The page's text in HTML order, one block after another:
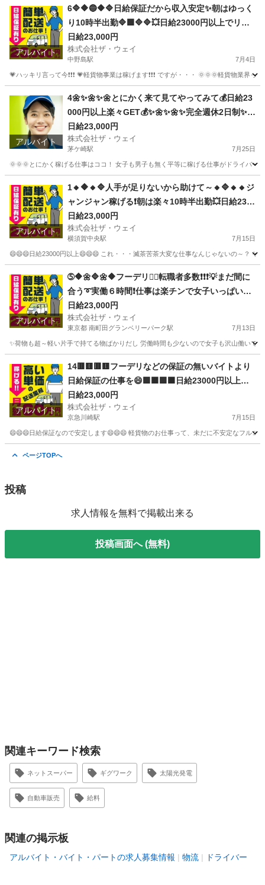
善行駅 ドライバー ネットスーパー
アルバイト
6🔷🔶🔵🔶🔷日給保証だから収入安定✨朝はゆっく
り10時半出勤🔷🟩🔷🔷💥日給23000円以上でリッ
チ💗生活を豊かに
日給23,000円
株式会社ザ・ウェイ
中野島駅 7月4日
💗ハッキリ言って今❗️❗️❗️ 💗軽貨物事業は稼げます❗️❗️❗️ ですが・・・ 🌞🌞🌞軽貨物業
中野島駅 ドライバー ネットスーパー
アルバイト
4🌼✨🌼✨🌼とにかく来て見てやってみて💰日給23
000円以上楽々GET💰✨🌼✨🌼✨完全週休2日制✨✨
地方から応募も大歓迎💥激アツ案件登場です😄✨
✨
日給23,000円
株式会社ザ・ウェイ
茅ケ崎駅 7月25日
🌞🌞🌞とにかく稼げる仕事はココ！ 女子も男子も無く平等に稼げる仕事がドライバ
茅ケ崎駅 配送 ネットスーパー
アルバイト
1🔸🔶🔸🔷人手が足りないから助けて～🔸🔷🔸🔸ジ
ャンジャン稼げる❗️朝は楽々10時半出勤💥日給230
00円以上❗️事業拡大につき大量募集❗️❗️❗️
日給23,000円
株式会社ザ・ウェイ
横須賀中央駅 7月15日
😄😄😄日給23000円以上😄😄😄 これ・・・滅茶苦茶大変な仕事なんじゃないの～？
横須賀市 横須賀中央駅 配送 ネットスーパー
アルバイト
➄🔶🌼🔷🌼🔶フーデリ👉🏻転職者多数❗❗❗💡まだ間に
合う➰実働６時間❗️仕事は楽チンで女子いっぱい✨
日給23000円以上可❗️安定収入😄軽貨物ドライバー
💥完全週休2日制だよ💗
日給23,000円
株式会社ザ・ウェイ
東京都 南町田グランベリーパーク駅 7月13日
✨荷物も超～軽い片手で持てる物ばかりだし 労働時間も少ないので女子も沢山働いて
南町田グランベリーパーク駅 配送 ギグワーク
アルバイト
14🟥🟨🟥🟨フーデリなどの保証の無いバイトより
日給保証の仕事を😄🟩🟧🟩🟧日給23000円以上可
能❗️朝は楽々10時出勤❗️❗️❗️
日給23,000円
株式会社ザ・ウェイ
京急川崎駅 7月15日
😄😄😄日給保証なので安定します😄😄😄 軽貨物のお仕事って、未だに不安定なフル
ページTOPへ
投稿
求人情報を無料で掲載出来る
投稿画面へ (無料)
関連キーワード検索
ネットスーパー ギグワーク 太陽光発電
自動車販売 給料
関連の掲示板
アルバイト・バイト・パートの求人募集情報 物流 ドライバー